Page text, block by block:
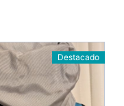
Destacado